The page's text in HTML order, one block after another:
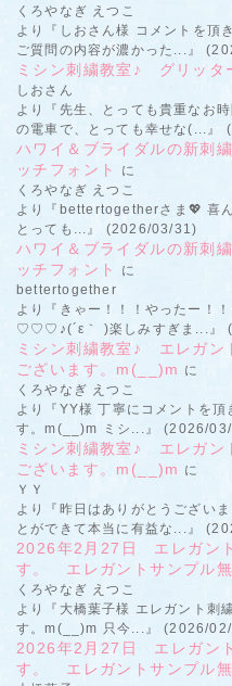
くろやなぎ えつこ
より『しおさん様 コメントを頂
ご質問の内容が濃かった...』
ミシン刺繍教室♪ グリッ
しおさん
より『先生、とっても貴重なお
の電車で、とっても幸せな(...』
ハワイ＆ブライダルの新刺
ッチフォント
に
くろやなぎ えつこ
より『bettertogetherさま💖 喜
とっても...』 (2026/03/31)
ハワイ＆ブライダルの新刺
ッチフォント
に
bettertogether
より『きゃー！！！やったー！
♡♡♡♪(´ε｀ )楽しみすぎま...』
ミシン刺繍教室♪ エレガン
ございます。m(__)m に
くろやなぎ えつこ
より『YY様 丁寧にコメントを
す。m(__)m ミシ...』 (2026/
ミシン刺繍教室♪ エレガン
ございます。m(__)m に
ＹＹ
より『昨日はありがとうござい
とができて本当に有益な...』
2026年2月27日 エレガン
す。 エレガントサンプル
くろやなぎ えつこ
より『大橋葉子様 エレガント刺
す。m(__)m 只今...』 (2026/
2026年2月27日 エレガン
す。 エレガントサンプル